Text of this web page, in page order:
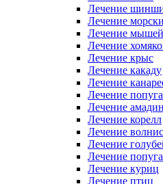
Лечение
Лечение
Лечение мышей
Лечение
Лечение крыс
Лечение какаду
Лечение
Лечение
Лечение амадин
Лечение корелл
Лечение
Лечение
Лечение
Лечение куриц
Лечение птиц